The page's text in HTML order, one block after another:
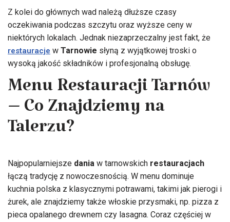
Z kolei do głównych wad należą dłuższe czasy
oczekiwania podczas szczytu oraz wyższe ceny w
niektórych lokalach. Jednak niezaprzeczalny jest fakt, że
restauracje w Tarnowie słyną z wyjątkowej troski o
wysoką jakość składników i profesjonalną obsługę.
Menu Restauracji Tarnów
– Co Znajdziemy na
Talerzu?
Najpopularniejsze dania w tarnowskich restauracjach
łączą tradycję z nowoczesnością. W menu dominuje
kuchnia polska z klasycznymi potrawami, takimi jak pierogi i
żurek, ale znajdziemy także włoskie przysmaki, np. pizza z
pieca opalanego drewnem czy lasagna. Coraz częściej w